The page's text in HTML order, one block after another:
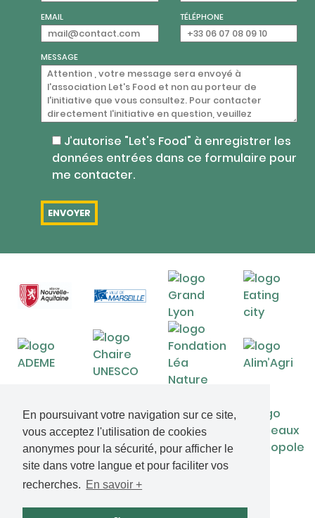
En poursuivant votre navigation sur ce site,
vous acceptez l'utilisation de cookies
anonymes pour la sécurité, pour afficher le
site dans votre langue et pour faciliter vos
recherches. En savoir +
EMAIL TÉLÉPHONE
MESSAGE
J’autorise "Let's Food" à enregistrer les
données entrées dans ce formulaire pour
me contacter.